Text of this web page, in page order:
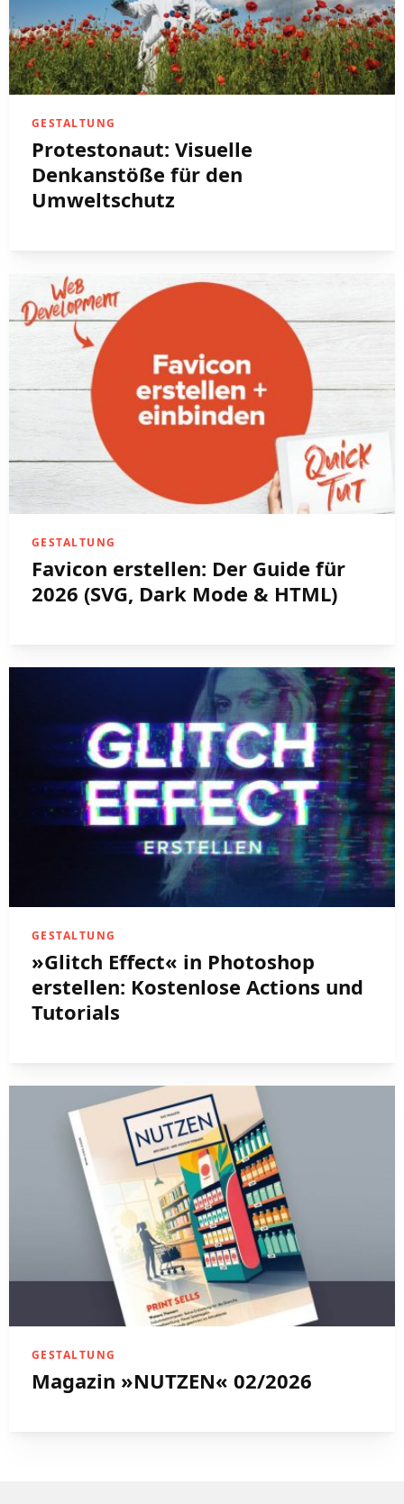
GESTALTUNG
Protestonaut: Visuelle
Denkanstöße für den
Umweltschutz
GESTALTUNG
Favicon erstellen: Der Guide für
2026 (SVG, Dark Mode & HTML)
GESTALTUNG
»Glitch Effect« in Photoshop
erstellen: Kostenlose Actions und
Tutorials
GESTALTUNG
Magazin »NUTZEN« 02/2026